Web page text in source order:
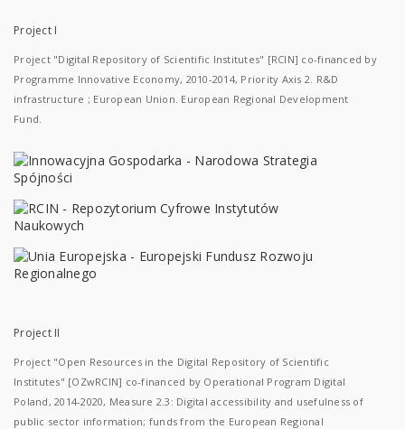
Project I
Project "Digital Repository of Scientific Institutes" [RCIN] co-financed by
Programme Innovative Economy, 2010-2014, Priority Axis 2. R&D
infrastructure ; European Union. European Regional Development
Fund.
Project II
Project "Open Resources in the Digital Repository of Scientific
Institutes" [OZwRCIN] co-financed by Operational Program Digital
Poland, 2014-2020, Measure 2.3: Digital accessibility and usefulness of
public sector information; funds from the European Regional